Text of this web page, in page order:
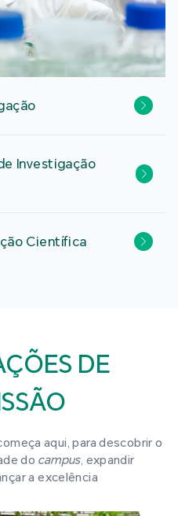
Investigação
Científica
DE
aqui, para descobrir o
do campus, expandir
a excelência